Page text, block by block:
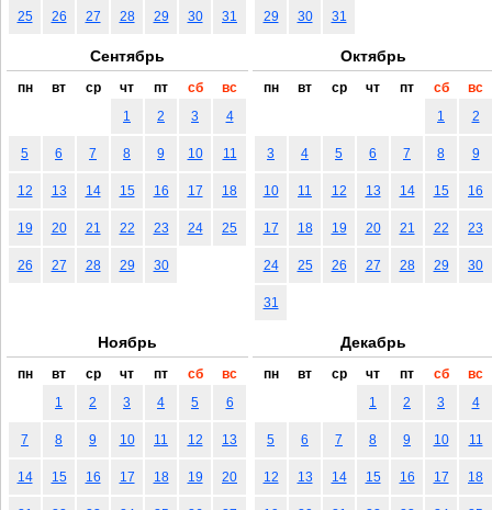
25 26 27 28 29 30 31 29 30 31
Сентябрь
пн вт ср чт пт сб
вс
1
2 3 4
5 6 7 8 9 10 11
12 13 14 15 16 17 18
19 20 21 22 23 24 25
26 27 28 29 30
Октябрь
пн вт ср чт пт сб
вс
1
2
3 4 5 6 7 8 9
10 11 12 13 14 15 16
17 18 19 20 21 22 23
24 25 26 27 28 29 30
31
Ноябрь
пн вт ср чт пт сб
вс
1
2 3 4 5 6
7 8 9 10 11 12 13
14 15 16 17 18 19 20
Декабрь
пн вт ср чт пт сб
вс
1
2 3 4
5 6 7 8 9 10 11
12 13 14 15 16 17 18